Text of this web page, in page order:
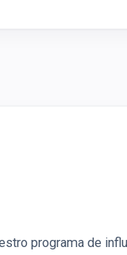
programa de